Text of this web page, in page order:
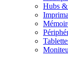
Hubs &